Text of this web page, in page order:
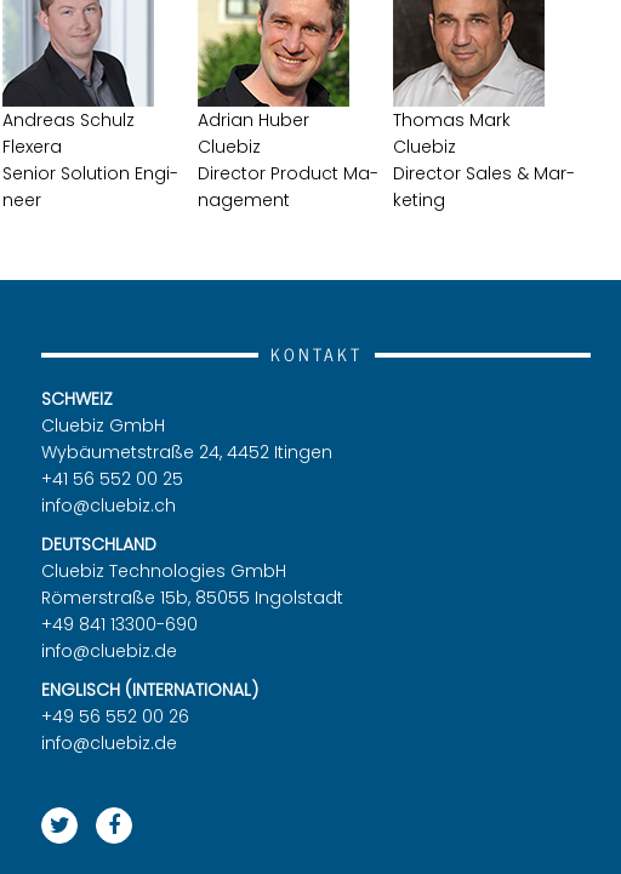
An­dre­as Schulz Adri­an Huber
Tho­mas Mark
Fle­x­e­ra
Se­ni­or So­lu­ti­on En­gi­
neer
Clue­biz
Di­rec­tor Pro­duct Ma­
nage­ment
Clue­biz
Di­rec­tor Sales & Mar­
ke­ting
KON­TAKT
SCHWEIZ
Clue­biz GmbH
Wy­bäu­met­stra­ße 24, 4452 Itin­gen
+41 56 552 00 25
info@​cluebiz.​ch
DEUTSCH­LAND
Clue­biz Tech­no­lo­gies GmbH
Rö­mer­stra­ße 15b, 85055 In­gol­stadt
+49 841 13300-690
info@​cluebiz.​de
ENG­LISCH (IN­TER­NA­TIO­NAL)
+49 56 552 00 26
info@​cluebiz.​de